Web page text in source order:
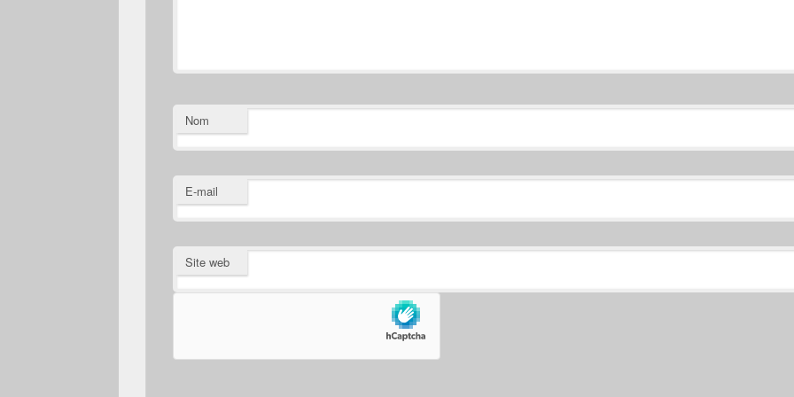
Nom
E-mail
Site web